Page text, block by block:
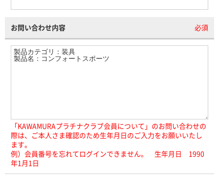
お問い合わせ内容 必須
「KAWAMURAプラチナクラブ会員について」のお問い合わせの
際は、ご本人さま確認のため生年月日のご入力をお願いいたし
ます。
例）会員番号を忘れてログインできません。 生年月日 1990
年1月1日